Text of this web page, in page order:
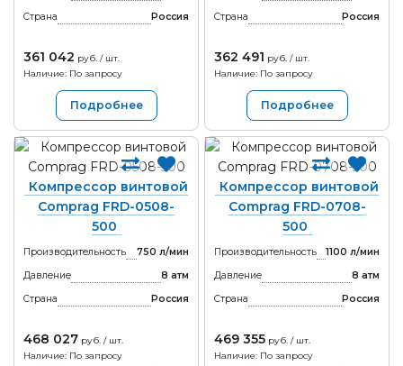
Страна
Россия
361 042 руб. / шт.
Наличие: По запросу
Подробнее
Страна
Россия
362 491 руб. / шт.
Наличие: По запросу
Подробнее
Компрессор винтовой
Comprag FRD-0508-
500
Производительность
750 л/мин
Давление
8 атм
Страна
Россия
468 027 руб. / шт.
Наличие: По запросу
Компрессор винтовой
Comprag FRD-0708-
500
Производительность
1100 л/мин
Давление
8 атм
Страна
Россия
469 355 руб. / шт.
Наличие: По запросу